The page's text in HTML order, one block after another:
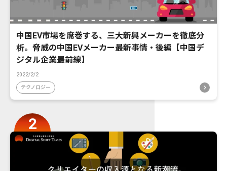
中国EV市場を席巻する、三大新興メーカーを徹底分
析。脅威の中国EVメーカー最新事情・後編【中国デ
ジタル企業最前線】
2022/2/2
テクノロジー